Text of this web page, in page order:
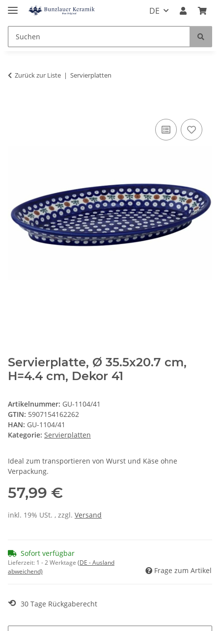
DE
Zurück zur Liste Servierplatten
Servierplatte, Ø 35.5x20.7 cm,
H=4.4 cm, Dekor 41
Artikelnummer: GU-1104/41
GTIN: 5907154162262
HAN: GU-1104/41
Kategorie: Servierplatten
Ideal zum transportieren von Wurst und Käse ohne
Verpackung.
57,99 €
inkl. 19% USt. , zzgl. Versand
Sofort verfügbar
Lieferzeit: 1 - 2 Werktage (DE - Ausland
abweichend)
Frage zum Artikel
⟲ 30 Tage Rückgaberecht